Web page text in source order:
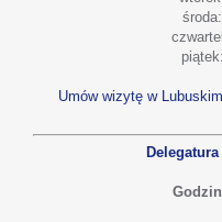
środa:
piątek:
Umów wizytę w